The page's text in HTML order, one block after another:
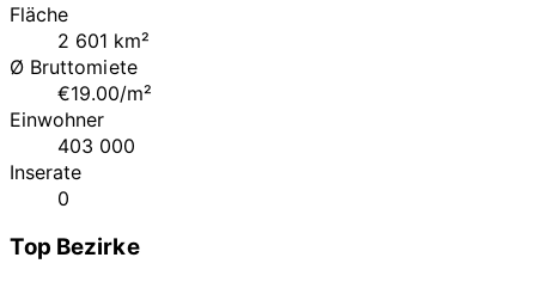
Fläche
2 601 km²
Ø Bruttomiete
€19.00/m²
Einwohner
403 000
Inserate
0
Top Bezirke